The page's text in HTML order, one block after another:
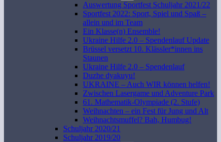
Auswertung Sportfest Schuljahr 2021/22
Sportfest 2022: Sport, Spiel und Spaß –
allein und im Team
Ein Klasse(n) Ensemble!
Ukraine Hilfe 2.0 – Spendenlauf Update
Brüssel versetzt 10. Klässler*innen ins
Staunen
Ukraine Hilfe 2.0 – Spendenlauf
Duzhe dyakuyu!
UKRAINE – Auch WIR können helfen!
Zwischen Lasergame und Adventure Park
61. Mathematik-Olympiade (2. Stufe)
Weihnachten – ein Fest für Jung und Alt
Weihnachtsmuffel? Bah, Humbug!
Schuljahr 2020/21
Schuljahr 2019/20